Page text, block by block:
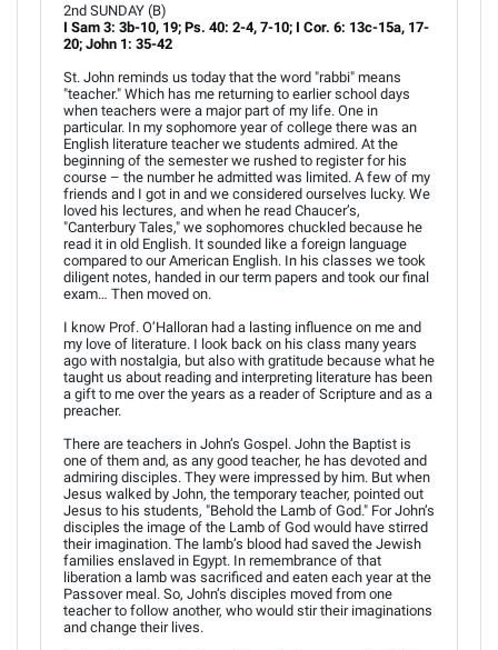
2nd SUNDAY (B)
I Sam 3: 3b-10, 19; Ps. 40: 2-4, 7-10; I Cor. 6: 13c-15a, 17-
20; John 1: 35-42
St. John reminds us today that the word "rabbi" means
"teacher." Which has me returning to earlier school days
when teachers were a major part of my life. One in
particular. In my sophomore year of college there was an
English literature teacher we students admired. At the
beginning of the semester we rushed to register for his
course – the number he admitted was limited. A few of my
friends and I got in and we considered ourselves lucky. We
loved his lectures, and when he read Chaucer’s,
"Canterbury Tales," we sophomores chuckled because he
read it in old English. It sounded like a foreign language
compared to our American English. In his classes we took
diligent notes, handed in our term papers and took our final
exam… Then moved on.
I know Prof. O’Halloran had a lasting influence on me and
my love of literature. I look back on his class many years
ago with nostalgia, but also with gratitude because what he
taught us about reading and interpreting literature has been
a gift to me over the years as a reader of Scripture and as a
preacher.
There are teachers in John’s Gospel. John the Baptist is
one of them and, as any good teacher, he has devoted and
admiring disciples. They were impressed by him. But when
Jesus walked by John, the temporary teacher, pointed out
Jesus to his students, "Behold the Lamb of God." For John’s
disciples the image of the Lamb of God would have stirred
their imagination. The lamb’s blood had saved the Jewish
families enslaved in Egypt. In remembrance of that
liberation a lamb was sacrificed and eaten each year at the
Passover meal. So, John’s disciples moved from one
teacher to follow another, who would stir their imaginations
and change their lives.